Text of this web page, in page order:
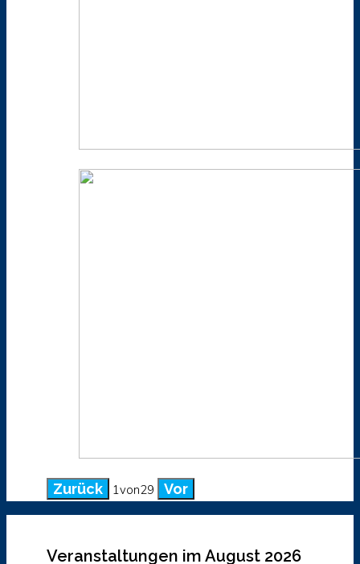
Zurück 1von29 Vor
Veranstaltungen im August 2026